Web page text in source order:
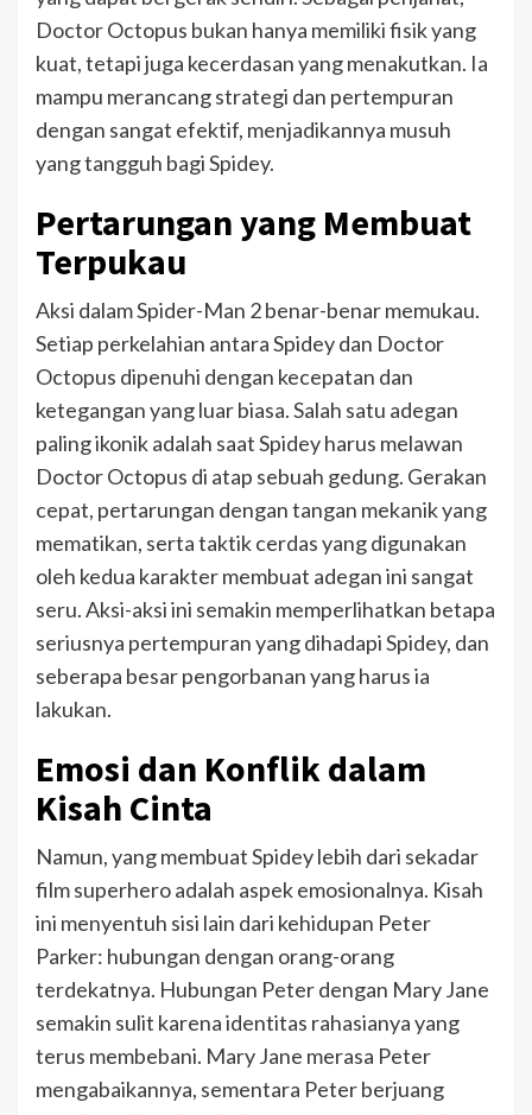
Doctor Octopus bukan hanya memiliki fisik yang
kuat, tetapi juga kecerdasan yang menakutkan. Ia
mampu merancang strategi dan pertempuran
dengan sangat efektif, menjadikannya musuh
yang tangguh bagi Spidey.
Pertarungan yang Membuat
Terpukau
Aksi dalam Spider-Man 2 benar-benar memukau.
Setiap perkelahian antara Spidey dan Doctor
Octopus dipenuhi dengan kecepatan dan
ketegangan yang luar biasa. Salah satu adegan
paling ikonik adalah saat Spidey harus melawan
Doctor Octopus di atap sebuah gedung. Gerakan
cepat, pertarungan dengan tangan mekanik yang
mematikan, serta taktik cerdas yang digunakan
oleh kedua karakter membuat adegan ini sangat
seru. Aksi-aksi ini semakin memperlihatkan betapa
seriusnya pertempuran yang dihadapi Spidey, dan
seberapa besar pengorbanan yang harus ia
lakukan.
Emosi dan Konflik dalam
Kisah Cinta
Namun, yang membuat Spidey lebih dari sekadar
film superhero adalah aspek emosionalnya. Kisah
ini menyentuh sisi lain dari kehidupan Peter
Parker: hubungan dengan orang-orang
terdekatnya. Hubungan Peter dengan Mary Jane
semakin sulit karena identitas rahasianya yang
terus membebani. Mary Jane merasa Peter
mengabaikannya, sementara Peter berjuang